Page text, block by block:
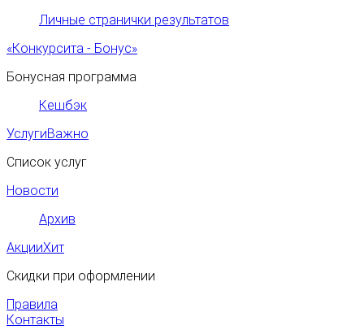
Личные странички результатов
«Конкурсита - Бонус»
Бонусная программа
Кешбэк
УслугиВажно
Список услуг
Новости
Архив
АкцииХит
Скидки при оформлении
Правила
Контакты